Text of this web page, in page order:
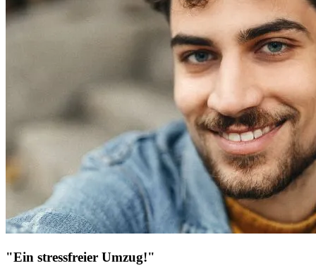
"Ein stressfreier Umzug!"